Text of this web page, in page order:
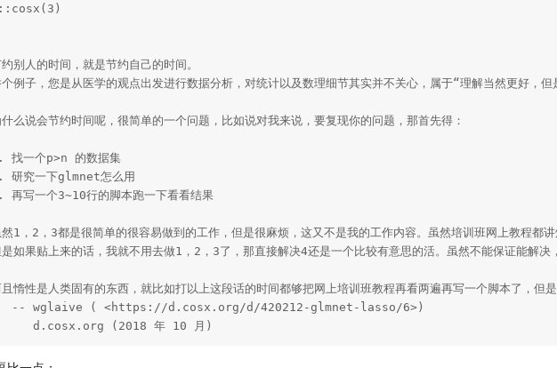
别人的时间，就是节约自己的时间。
例子，您是从医学的观点出发进行数据分析，对统计以及数理细节其实并不关心，属于“理解当然更好，
么说会节约时间呢，很简单的一个问题，比如说对我来说，要复现你的问题，那首先得：
一个p>n 的数据集
究一下glmnet怎么用
写一个3~10行的脚本跑一下看看结果
1，2，3都是很简单的很容易做到的工作，但是很麻烦，这又不是我的工作内容。虽然培训班网上教程都
如果贴上来的话，我就不用去做1，2，3了，那直接解决4还是一个比较有意思的活。虽然不能保证能解
惰性是人类固有的东西，就比如打以上这段话的时间都够把网上培训班教程再看两遍再写一个脚本了，
-- wglaive ( <https://d.cosx.org/d/420212-glmnet-lasso/6>)
d.cosx.org (2018 年 10 月)